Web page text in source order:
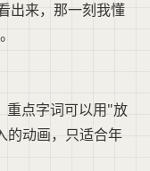
出来，那一刻我懂
重点字词可以用"放
的动画，只适合年